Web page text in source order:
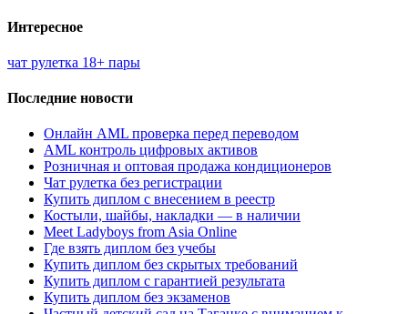
Интересное
чат рулетка 18+ пары
Последние новости
Онлайн AML проверка перед переводом
AML контроль цифровых активов
Розничная и оптовая продажа кондиционеров
Чат рулетка без регистрации
Купить диплом с внесением в реестр
Костыли, шайбы, накладки — в наличии
Meet Ladyboys from Asia Online
Где взять диплом без учебы
Купить диплом без скрытых требований
Купить диплом с гарантией результата
Купить диплом без экзаменов